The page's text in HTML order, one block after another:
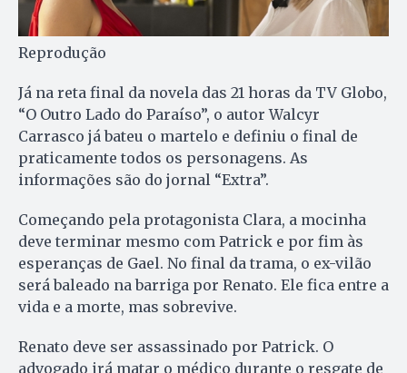
Reprodução
Já na reta final da novela das 21 horas da TV Globo,
“O Outro Lado do Paraíso”, o autor Walcyr
Carrasco já bateu o martelo e definiu o final de
praticamente todos os personagens. As
informações são do jornal “Extra”.
Começando pela protagonista Clara, a mocinha
deve terminar mesmo com Patrick e por fim às
esperanças de Gael. No final da trama, o ex-vilão
será baleado na barriga por Renato. Ele fica entre a
vida e a morte, mas sobrevive.
Renato deve ser assassinado por Patrick. O
advogado irá matar o médico durante o resgate de